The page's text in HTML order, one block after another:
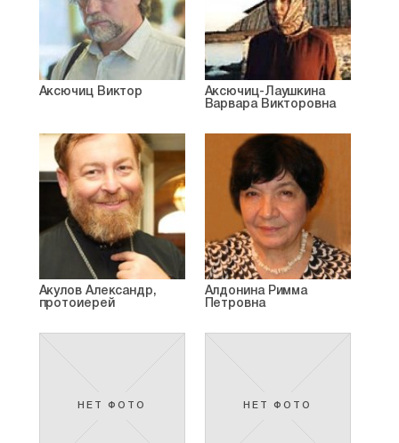
Аксючиц Виктор
Аксючиц-Лаушкина
Варвара Викторовна
Акулов Александр,
протоиерей
Алдонина Римма
Петровна
НЕТ ФОТО НЕТ ФОТО